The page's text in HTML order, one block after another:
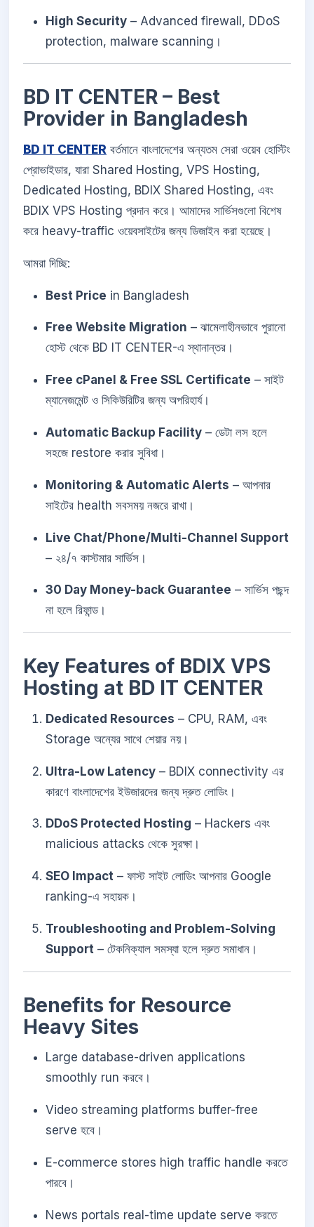
High Security – Advanced firewall, DDoS
protection, malware scanning।
BD IT CENTER – Best
Provider in Bangladesh
BD IT CENTER বর্তমানে বাংলাদেশের অন্যতম সেরা ওয়েব হোস্টিং
প্রোভাইডার, যারা Shared Hosting, VPS Hosting,
Dedicated Hosting, BDIX Shared Hosting, এবং
BDIX VPS Hosting প্রদান করে। আমাদের সার্ভিসগুলো বিশেষ
করে heavy-traffic ওয়েবসাইটের জন্য ডিজাইন করা হয়েছে।
আমরা দিচ্ছি:
Best Price in Bangladesh
Free Website Migration – ঝামেলাহীনভাবে পুরানো
হোস্ট থেকে BD IT CENTER-এ স্থানান্তর।
Free cPanel & Free SSL Certificate – সাইট
ম্যানেজমেন্ট ও সিকিউরিটির জন্য অপরিহার্য।
Automatic Backup Facility – ডেটা লস হলে
সহজে restore করার সুবিধা।
Monitoring & Automatic Alerts – আপনার
সাইটের health সবসময় নজরে রাখা।
Live Chat/Phone/Multi-Channel Support
– ২৪/৭ কাস্টমার সার্ভিস।
30 Day Money-back Guarantee – সার্ভিস পছন্দ
না হলে রিফান্ড।
Key Features of BDIX VPS
Hosting at BD IT CENTER
Dedicated Resources – CPU, RAM, এবং
Storage অন্যের সাথে শেয়ার নয়।
Ultra-Low Latency – BDIX connectivity এর
কারণে বাংলাদেশের ইউজারদের জন্য দ্রুত লোডিং।
DDoS Protected Hosting – Hackers এবং
malicious attacks থেকে সুরক্ষা।
SEO Impact – ফাস্ট সাইট লোডিং আপনার Google
ranking-এ সহায়ক।
Troubleshooting and Problem-Solving
Support – টেকনিক্যাল সমস্যা হলে দ্রুত সমাধান।
Benefits for Resource
Heavy Sites
Large database-driven applications
smoothly run করবে।
Video streaming platforms buffer-free
serve হবে।
E-commerce stores high traffic handle করতে
পারবে।
News portals real-time update serve করতে